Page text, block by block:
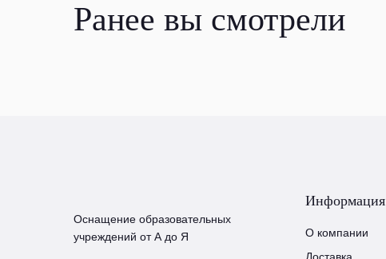
Ранее вы смотрели
Оснащение образовательных
учреждений от А до Я
Информация
О компании